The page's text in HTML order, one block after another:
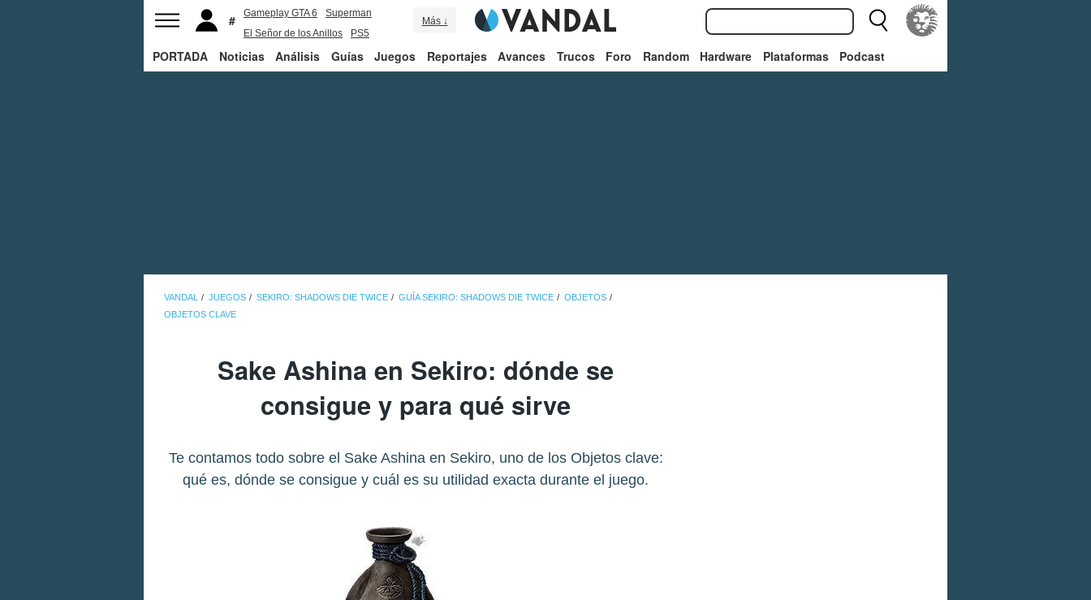
Gameplay GTA 6
Superman
El Señor de los Anillos
PS5
Más ↓
PORTADA Noticias Análisis Guías Juegos Reportajes Avances Trucos Foro Random Hardware Plataformas Podcast
VANDAL JUEGOS SEKIRO: SHADOWS DIE TWICE GUÍA SEKIRO: SHADOWS DIE TWICE
OBJETOS
OBJETOS CLAVE
Sake Ashina en Sekiro: dónde se
consigue y para qué sirve
Te contamos todo sobre el Sake Ashina en Sekiro, uno de los Objetos clave:
qué es, dónde se consigue y cuál es su utilidad exacta durante el juego.